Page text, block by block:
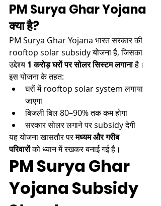
PM Surya Ghar Yojana
क्या है?
PM Surya Ghar Yojana भारत सरकार की
rooftop solar subsidy योजना है, जिसका
उद्देश्य 1 करोड़ घरों पर सोलर सिस्टम लगाना है।
इस योजना के तहत:
घरों में rooftop solar system लगाया
जाएगा
बिजली बिल 80–90% तक कम होगा
सरकार सोलर लगाने पर subsidy देगी
यह योजना खासतौर पर मध्यम और गरीब
परिवारों को ध्यान में रखकर बनाई गई है।
PM Surya Ghar
Yojana Subsidy